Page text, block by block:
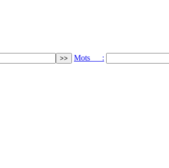
Mots :